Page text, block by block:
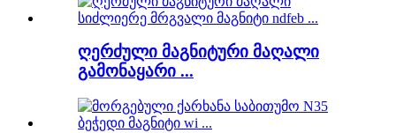
ღერძული მაგნიტური მაღალი
გამონაყარი ...